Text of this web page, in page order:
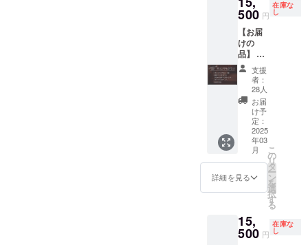
お届け
前後す
る可能
性がご
ざいま
す。
※20歳未
満の方
はご購
入いた
だけま
せん。
※未成年
酒は法
律で禁
す。 ※
送料が
ます。
時期は
前後す
る可能
性がご
ざいま
す。 ※
こちら
のプラ
ンは20
歳未満
の方は
ご購入
けませ
ん。 ※
酒は法
律で禁
表示は
お届け
商品の
ラベル
に表記
されま
す。 商
品開封
前には
必ずお
届けの
リター
ンに貼
付され
たラベ
ルや注
さい。
※お届け
限定ク
ラフト
ビール
350ml
缶6本
(限定ス
ムー
ジー含
む2種×3
本) ●オ
リジナ
ルス
テッ
カー
(5cm×5
cm) ●お
デザイ
ンはイ
メージ
500 円
在庫な
し
【お届
けの
品】 ●
オリジ
ナルグ
ラス1脚
●限定ク
ラフト
ビール
350ml
缶 6本
(限定ス
ムー
ジー含
む2種×3
本) ●オ
ルス
テッ
カー
支援
者：
28人
お届
け予
定：
2025
年03
月
詳細を見る
こ
の
リ
タ
ー
ン
を
選
択
す
る
15,
500 円
在庫な
し